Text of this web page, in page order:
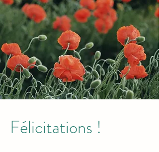
Félicitations !